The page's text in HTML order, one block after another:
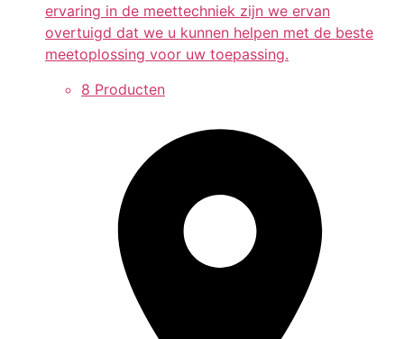
ervaring in de meettechniek zijn we ervan
overtuigd dat we u kunnen helpen met de beste
meetoplossing voor uw toepassing.
8 Producten